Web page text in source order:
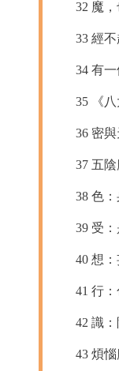
32 魔，也
33 經不起
34 有一個
35 《八大
36 密與天
37 五陰魔
38 色：
39 受：是
40 想：
41 行：色
42 識：阿
43 煩惱魔